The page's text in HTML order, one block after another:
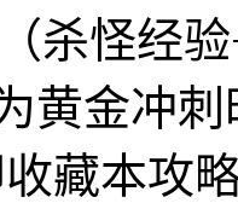
杀怪经
黄金冲
藏本攻